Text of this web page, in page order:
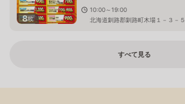
8枚
10:00～19:00
北海道釧路郡釧路町木場１－３－５
すべて見る